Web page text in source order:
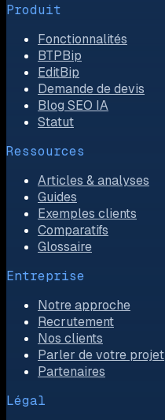
Produit
Fonctionnalités
BTPBip
EditBip
Demande de devis
Blog SEO IA
Statut
Ressources
Articles & analyses
Guides
Exemples clients
Comparatifs
Glossaire
Entreprise
Notre approche
Recrutement
Nos clients
Parler de votre projet
Partenaires
Légal